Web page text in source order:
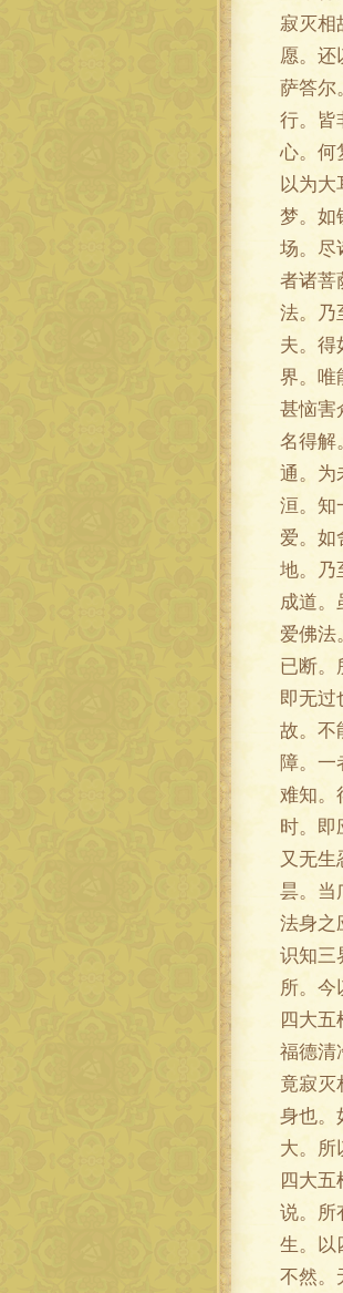
寂灭相
愿。还
萨答尔
行。皆
心。何
以为
梦。如
场。尽
者诸菩
法。乃
夫。得
界。唯
甚恼害
名得解
通。为
洹。知
爱。如
地。乃
成道。
爱佛法
已断。
即无过
故。不
障。一
难知。
时。即
又无生
昙。当
法身之
识知三
所。今
四大五
福德清
竟寂灭
身也。
大。所
四大五
说。所
生。以
不然。